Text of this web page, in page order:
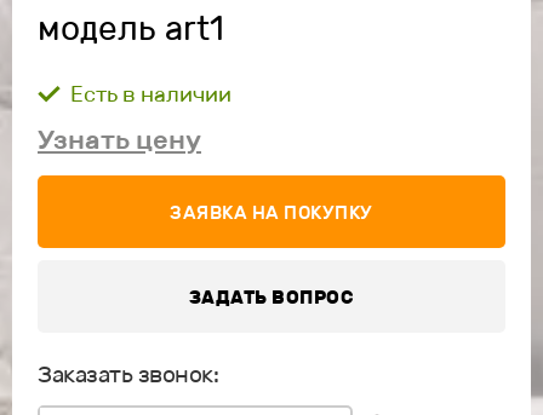
модель art1
Есть в наличии
Узнать цену
ЗАЯВКА НА ПОКУПКУ
ЗАДАТЬ ВОПРОС
Заказать звонок: